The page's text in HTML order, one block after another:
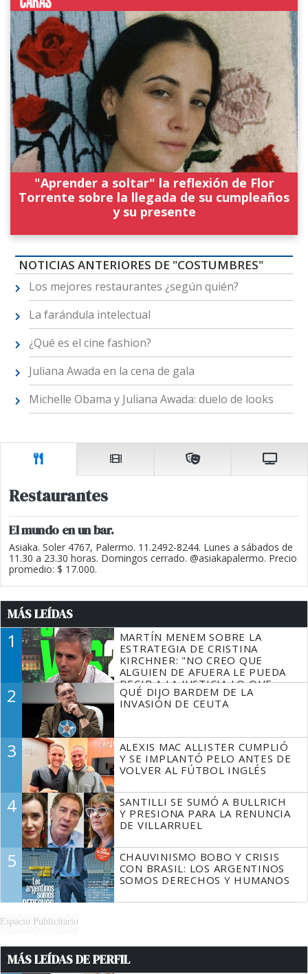
"Aprender a soltar" la reflexión de Flor
Torrente sobre la llegada de su cumpleaños
y su presente
NOTICIAS ANTERIORES DE "COSTUMBRES"
Los mejores restaurantes ¿según quién?
La farándula intelectual
¿Qué es el cine fashion?
Juliana Awada en la cena de gala
Michelle Obama y Juliana Awada: duelo de looks
Restaurantes
El mundo en un bar.
Asiaka. Soler 4767, Palermo. 11.2492-8244. Lunes a sábados de
11.30 a 23.30 horas. Domingos cerrado. @asiakapalermo. Precio
promedio: $ 17.000.
MÁS LEÍDAS
1
MARTÍN MENEM SOBRE LA
ESTRATEGIA DE CRISTINA
KIRCHNER: "NO CREO QUE
ALGUIEN DE AFUERA LE PUEDA
DECIR A LA JUSTICIA LO QUE
TIENE QUE HACER"
2
QUÉ DIJO BARDEM DE LA
INVASIÓN DE CEUTA
3
ALEXIS MAC ALLISTER CUMPLIÓ
Y SE IMPLANTÓ PELO ANTES DE
VOLVER AL FÚTBOL INGLÉS
4
SANTILLI SE SUMÓ A BULLRICH
Y PRESIONA PARA LA RENUNCIA
DE VILLARRUEL
5
CHAUVINISMO BOBO Y CRISIS
CON BRASIL: LOS ARGENTINOS
SOMOS DERECHOS Y HUMANOS
Espacio Publicitario
MÁS LEÍDAS DE PERFIL